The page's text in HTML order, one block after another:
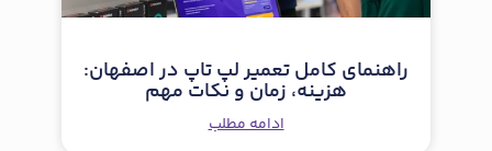
راهنمای کامل تعمیر لپ تاپ در اصفهان:
هزینه، زمان و نکات مهم
ادامه مطلب